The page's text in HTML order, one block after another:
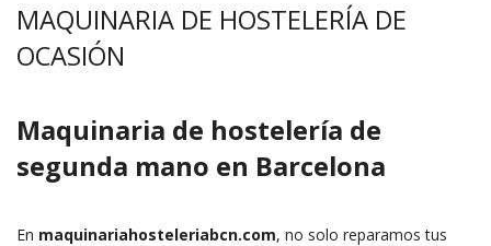
MAQUINARIA DE HOSTELERÍA DE
OCASIÓN
Maquinaria de hostelería de
segunda mano en Barcelona
En maquinariahosteleriabcn.com, no solo reparamos tus